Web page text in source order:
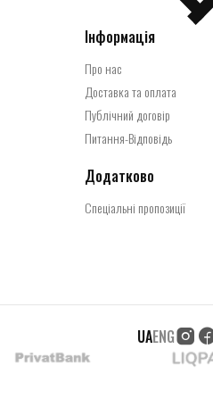
Інформація
Про нас
Доставка та оплата
Публічний договір
Питання-Відповідь
Додатково
Спеціальні пропозиції
UAENG